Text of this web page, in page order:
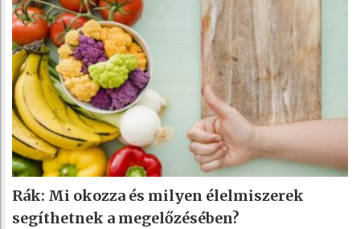
Rák: Mi okozza és milyen élelmiszerek
segíthetnek a megelőzésében?